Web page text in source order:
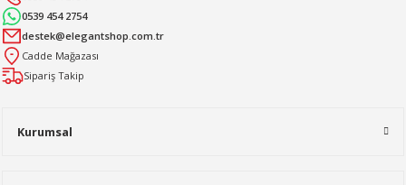
Kurumsal
0539 454 2754
destek@elegantshop.com.tr
Cadde Mağazası
Sipariş Takip